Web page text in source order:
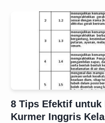
8 Tips Efektif untuk
Kurmer Inggris